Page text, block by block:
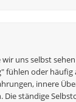
uns selbst
fühlen oder häufig
innere
Die ständige